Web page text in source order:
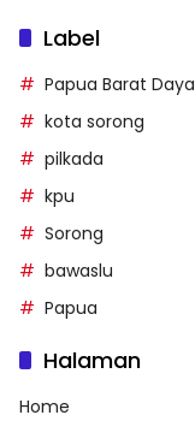
Label
Papua Barat Daya
kota sorong
pilkada
kpu
Sorong
bawaslu
Papua
Halaman
Home